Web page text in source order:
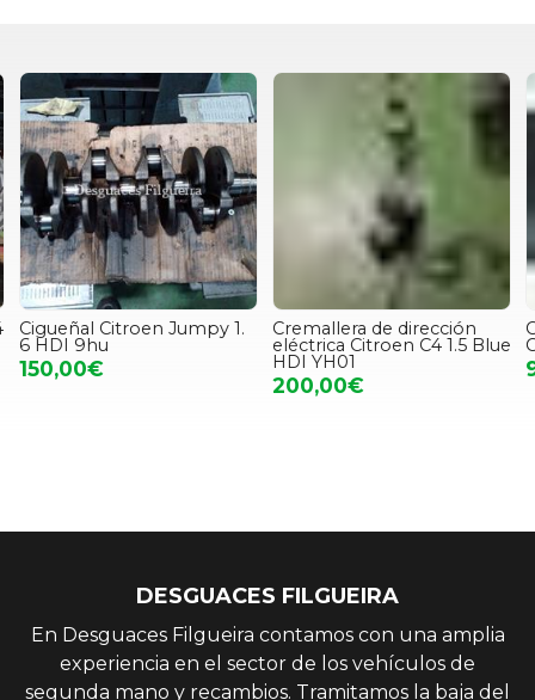
Cigueñal Citroen Jumpy 1.
6 HDI 9hu
150,00€
Cremallera de dirección
eléctrica Citroen C4 1.5 Blue
HDI YH01
200,00€
DESGUACES FILGUEIRA
En Desguaces Filgueira contamos con una amplia
experiencia en el sector de los vehículos de
segunda mano y recambios. Tramitamos la baja del